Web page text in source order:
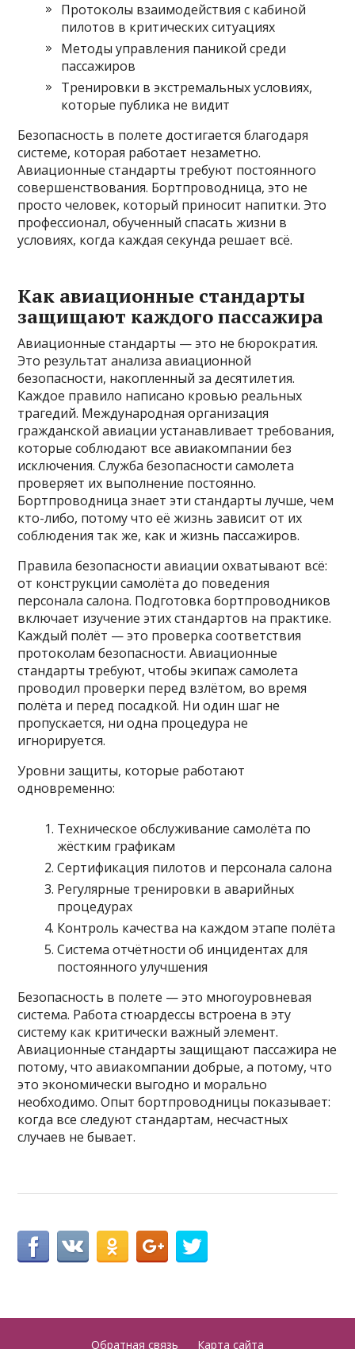
Протоколы взаимодействия с кабиной
пилотов в критических ситуациях
Методы управления паникой среди
пассажиров
Тренировки в экстремальных условиях,
которые публика не видит
Безопасность в полете достигается благодаря
системе, которая работает незаметно.
Авиационные стандарты требуют постоянного
совершенствования. Бортпроводница, это не
просто человек, который приносит напитки. Это
профессионал, обученный спасать жизни в
условиях, когда каждая секунда решает всё.
Как авиационные стандарты
защищают каждого пассажира
Авиационные стандарты — это не бюрократия.
Это результат анализа авиационной
безопасности, накопленный за десятилетия.
Каждое правило написано кровью реальных
трагедий. Международная организация
гражданской авиации устанавливает требования,
которые соблюдают все авиакомпании без
исключения. Служба безопасности самолета
проверяет их выполнение постоянно.
Бортпроводница знает эти стандарты лучше, чем
кто-либо, потому что её жизнь зависит от их
соблюдения так же, как и жизнь пассажиров.
Правила безопасности авиации охватывают всё:
от конструкции самолёта до поведения
персонала салона. Подготовка бортпроводников
включает изучение этих стандартов на практике.
Каждый полёт — это проверка соответствия
протоколам безопасности. Авиационные
стандарты требуют, чтобы экипаж самолета
проводил проверки перед взлётом, во время
полёта и перед посадкой. Ни один шаг не
пропускается, ни одна процедура не
игнорируется.
Уровни защиты, которые работают
одновременно:
Техническое обслуживание самолёта по
жёстким графикам
Сертификация пилотов и персонала салона
Регулярные тренировки в аварийных
процедурах
Контроль качества на каждом этапе полёта
Система отчётности об инцидентах для
постоянного улучшения
Безопасность в полете — это многоуровневая
система. Работа стюардессы встроена в эту
систему как критически важный элемент.
Авиационные стандарты защищают пассажира не
потому, что авиакомпании добрые, а потому, что
это экономически выгодно и морально
необходимо. Опыт бортпроводницы показывает:
когда все следуют стандартам, несчастных
случаев не бывает.
Обратная связь Карта сайта